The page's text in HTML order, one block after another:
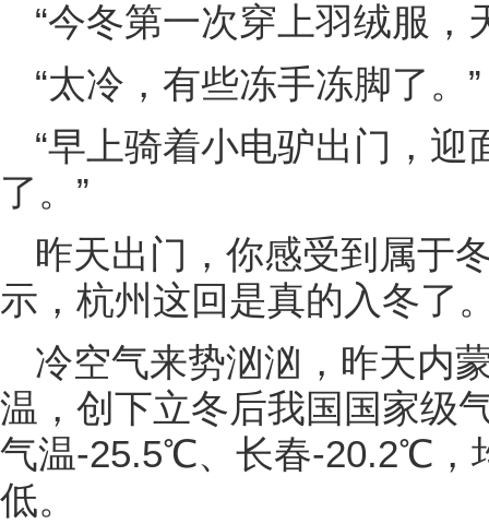
“今冬第一次穿上羽绒服，
“太冷，有些冻手冻脚了。”
“早上骑着小电驴出门，
了。”
昨天出门，你感受到属于
示，杭州这回是真的入冬了
冷空气来势汹汹，昨天内
温，创下立冬后我国国家级
气温-25.5℃、长春-20.2℃，
低。